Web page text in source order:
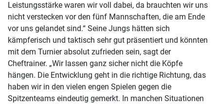
Leistungsstärke waren wir voll dabei, da brauchten wir uns
nicht verstecken vor den fünf Mannschaften, die am Ende
vor uns gelandet sind.“ Seine Jungs hätten sich
kämpferisch und taktisch sehr gut präsentiert und könnten
mit dem Turnier absolut zufrieden sein, sagt der
Cheftrainer. „Wir lassen ganz sicher nicht die Köpfe
hängen. Die Entwicklung geht in die richtige Richtung, das
haben wir in den vielen engen Spielen gegen die
Spitzenteams eindeutig gemerkt. In manchen Situationen